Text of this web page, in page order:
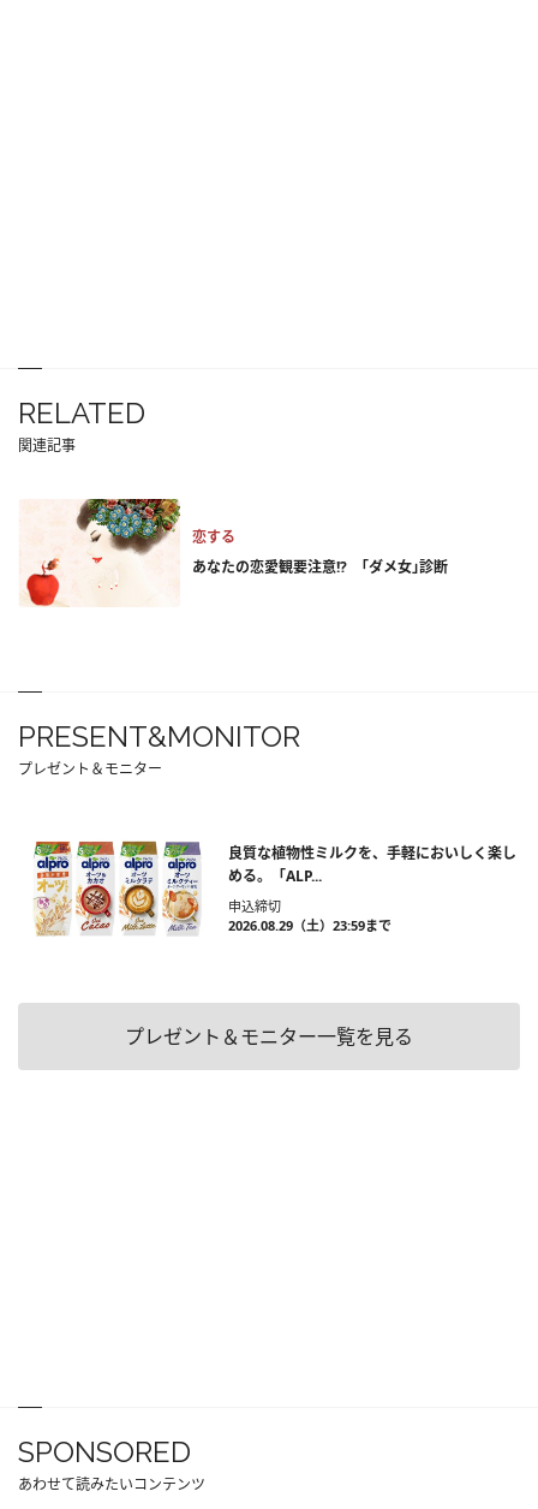
RELATED
関連記事
恋する
あなたの恋愛観要注意!? ｢ダメ女｣診断
PRESENT&MONITOR
プレゼント＆モニター
良質な植物性ミルクを、手軽においしく楽し
める。「ALP...
申込締切
2026.08.29（土）23:59まで
プレゼント＆モニター一覧を見る
SPONSORED
あわせて読みたいコンテンツ